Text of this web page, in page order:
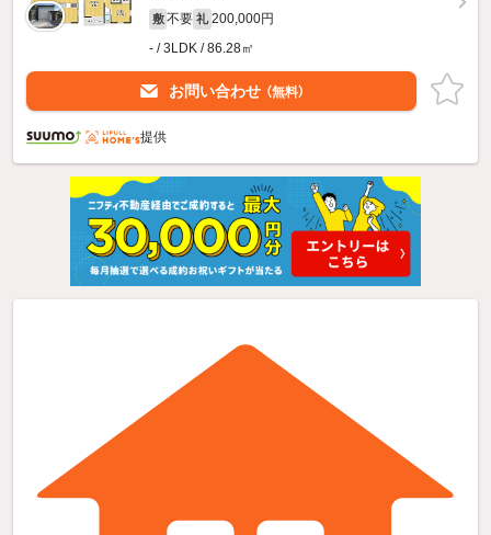
敷 不要 礼 200,000円
- / 3LDK / 86.28㎡
お問い合わせ （無料）
提供